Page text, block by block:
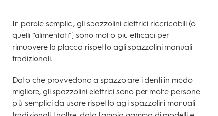
In parole semplici, gli spazzolini elettrici ricaricabili (o
quelli “alimentati”) sono molto più efficaci per
rimuovere la placca rispetto agli spazzolini manuali
tradizionali.
Dato che provvedono a spazzolare i denti in modo
migliore, gli spazzolini elettrici sono per molte persone
più semplici da usare rispetto agli spazzolini manuali